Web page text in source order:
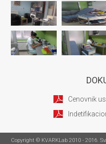
Cenovnik
Copyright © KVARKLab 2010 - 2016.